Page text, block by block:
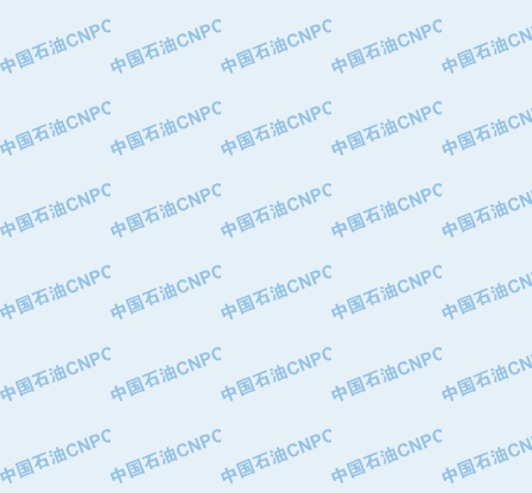
·山东墨龙石油机械股份有限公司
·瓦卢瑞克.曼内斯曼石油专用管（德
·无锡西姆莱斯石油专用管制造有限公
·武汉钢铁（集团）公司
·太原钢铁(集团)有限公司
·中国石油天然气股份有限公司兰州石